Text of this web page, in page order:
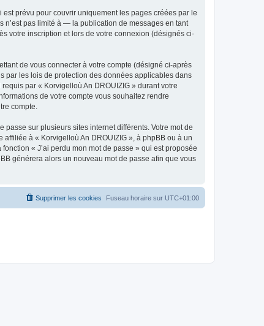
prévu pour couvrir uniquement les pages créées par le
pas limité à — la publication de messages en tant
votre inscription et lors de votre connexion (désignés ci-
de vous connecter à votre compte (désigné ci-après
par les lois de protection des données applicables dans
par « Korvigelloù An DROUIZIG » durant votre
de votre compte vous souhaitez rendre
compte.
sur plusieurs sites internet différents. Votre mot de
à « Korvigelloù An DROUIZIG », à phpBB ou à un
« J’ai perdu mon mot de passe » qui est proposée
générera alors un nouveau mot de passe afin que vous
Fuseau horaire sur UTC+01:00
Supprimer les cookies